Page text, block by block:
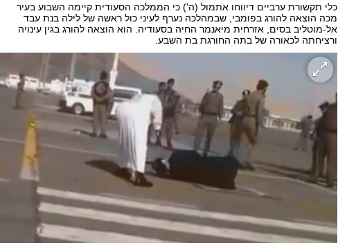
כלי תקשורת ערביים דיווחו אתמול (ה') כי הממלכה הסעודית קיימה השבוע בעיר
מכה הוצאה להורג בפומבי, שבמהלכה נערף לעיני כול ראשה של לילה בנת עבד
אל-מוטליב בסים, אזרחית מיאנמר החיה בסעודיה. הוא הוצאה להורג בגין עינויה
ורציחתה לכאורה של בתה החורגת בת השבע.